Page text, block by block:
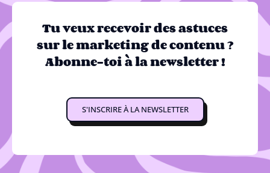
Tu veux recevoir des astuces
sur le marketing de contenu ?
Abonne-toi à la newsletter !
S'INSCRIRE À LA NEWSLETTER